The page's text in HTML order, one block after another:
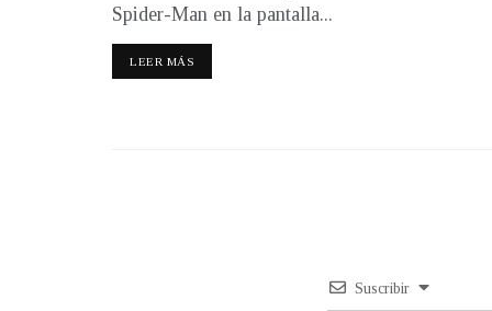
Spider-Man en la pantalla...
LEER MÁS
Suscribir